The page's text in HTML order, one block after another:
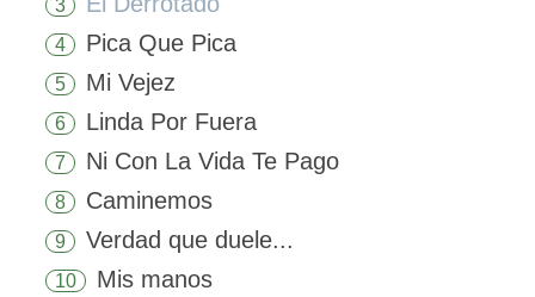
3
4 Pica Que Pica
5 Mi Vejez
6 Linda Por Fuera
7 Ni Con La Vida Te Pago
8 Caminemos
9 Verdad que duele...
10 Mis manos